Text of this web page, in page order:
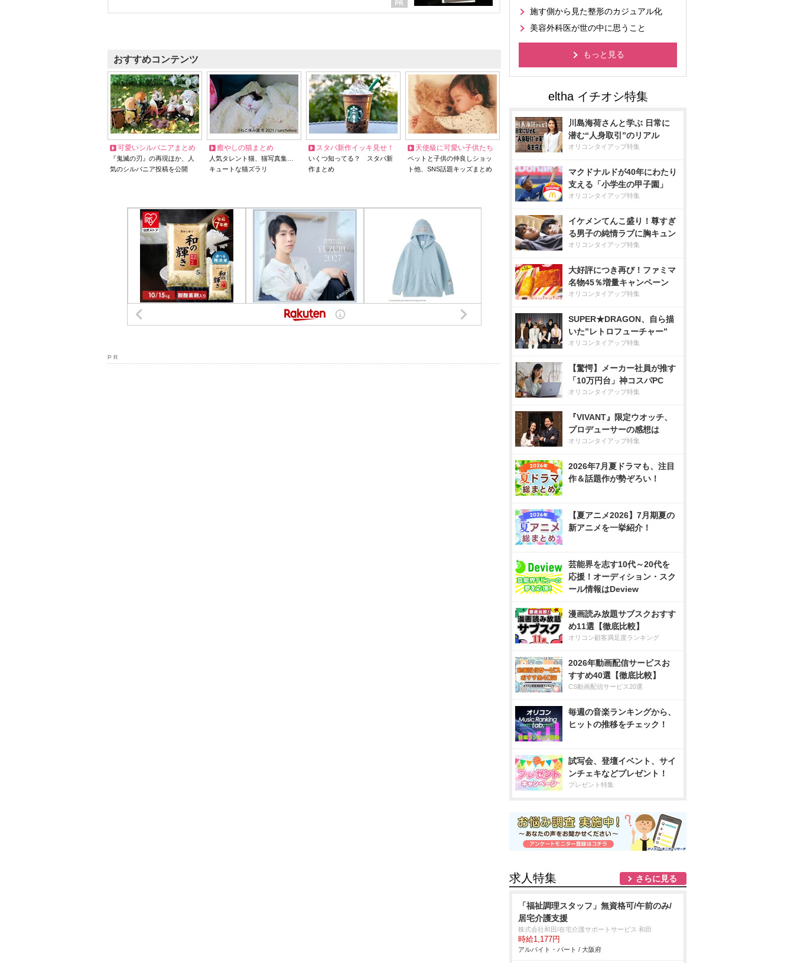
おすすめコンテンツ
可愛いシルバニアまとめ
『鬼滅の刃』の再現ほか、人
気のシルバニア投稿を公開
癒やしの猫まとめ
人気タレント猫、猫写真集…
キュートな猫ズラリ
スタバ新作イッキ見せ！
いくつ知ってる？ スタバ新
作まとめ
天使級に可愛い子供たち
ペットと子供の仲良しショッ
ト他、SNS話題キッズまとめ
P R
施す側から見た整形のカジュアル化
美容外科医が世の中に思うこと
もっと見る
川島海荷さんと学ぶ 日常に
潜む“人身取引”のリアル
オリコンタイアップ特集
マクドナルドが40年にわたり
支える「小学生の甲子園」
オリコンタイアップ特集
イケメンてんこ盛り！尊すぎ
る男子の純情ラブに胸キュン
オリコンタイアップ特集
大好評につき再び！ファミマ
名物45％増量キャンペーン
オリコンタイアップ特集
SUPER★DRAGON、自ら描
いた”レトロフューチャー”
オリコンタイアップ特集
【驚愕】メーカー社員が推す
「10万円台」神コスパPC
オリコンタイアップ特集
『VIVANT』限定ウオッチ、
プロデューサーの感想は
オリコンタイアップ特集
2026年7月夏ドラマも、注目
作＆話題作が勢ぞろい！
【夏アニメ2026】7月期夏の
新アニメを一挙紹介！
芸能界を志す10代～20代を
応援！オーディション・スク
ール情報はDeview
漫画読み放題サブスクおすす
め11選【徹底比較】
オリコン顧客満足度ランキング
2026年動画配信サービスお
すすめ40選【徹底比較】
CS動画配信サービス20選
毎週の音楽ランキングから、
ヒットの推移をチェック！
試写会、登壇イベント、サイ
ンチェキなどプレゼント！
プレゼント特集
求人特集 さらに見る
「福祉調理スタッフ」無資格可/午前のみ/
居宅介護支援
株式会社和田/在宅介護サポートサービス 和田
時給1,177円
アルバイト・パート / 大阪府